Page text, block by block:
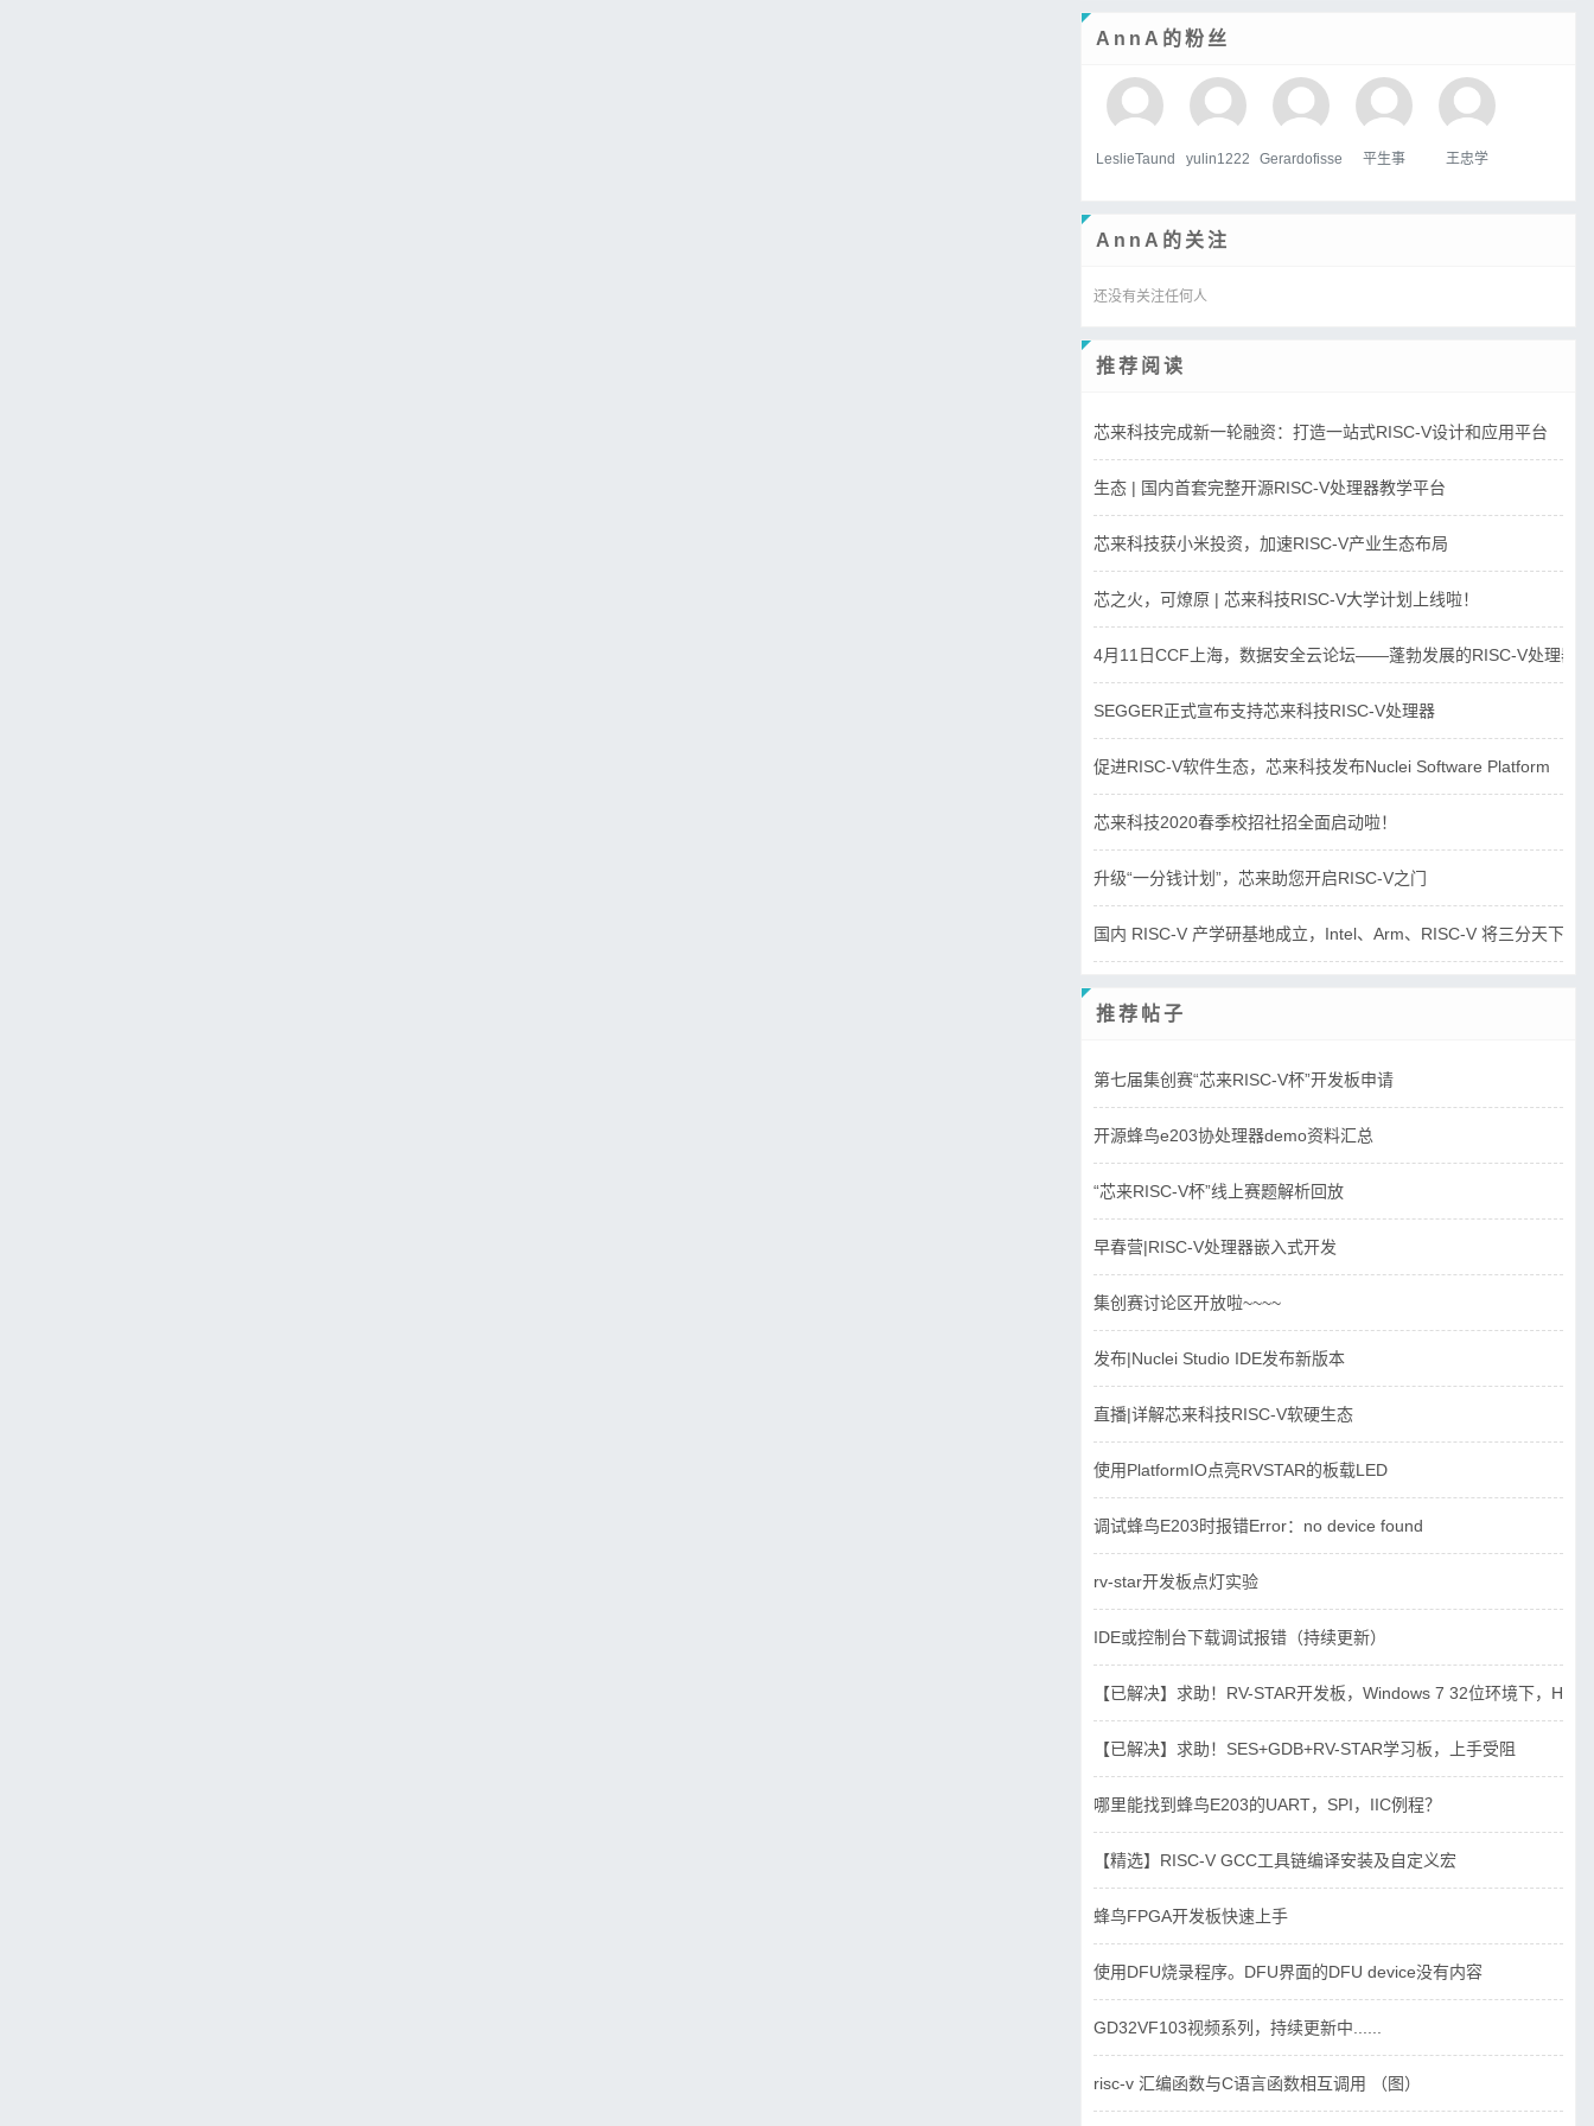
AnnA的粉丝
LeslieTaund yulin1222 Gerardofisse 平生事 王忠学
AnnA的关注
还没有关注任何人
推荐阅读
芯来科技完成新一轮融资：打造一站式RISC-V设计和应用平台
生态 | 国内首套完整开源RISC-V处理器教学平台
芯来科技获小米投资，加速RISC-V产业生态布局
芯之火，可燎原 | 芯来科技RISC-V大学计划上线啦！
4月11日CCF上海，数据安全云论坛——蓬勃发展的RISC-V处理器
SEGGER正式宣布支持芯来科技RISC-V处理器
促进RISC-V软件生态，芯来科技发布Nuclei Software Platform
芯来科技2020春季校招社招全面启动啦！
升级“一分钱计划”，芯来助您开启RISC-V之门
国内 RISC-V 产学研基地成立，Intel、Arm、RISC-V 将三分天下？
推荐帖子
第七届集创赛“芯来RISC-V杯”开发板申请
开源蜂鸟e203协处理器demo资料汇总
“芯来RISC-V杯”线上赛题解析回放
早春营|RISC-V处理器嵌入式开发
集创赛讨论区开放啦~~~~
发布|Nuclei Studio IDE发布新版本
直播|详解芯来科技RISC-V软硬生态
使用PlatformIO点亮RVSTAR的板载LED
调试蜂鸟E203时报错Error：no device found
rv-star开发板点灯实验
IDE或控制台下载调试报错（持续更新）
【已解决】求助！RV-STAR开发板，Windows 7 32位环境下，
【已解决】求助！SES+GDB+RV-STAR学习板，上手受阻
哪里能找到蜂鸟E203的UART，SPI，IIC例程？
【精选】RISC-V GCC工具链编译安装及自定义宏
蜂鸟FPGA开发板快速上手
使用DFU烧录程序。DFU界面的DFU device没有内容
GD32VF103视频系列，持续更新中......
risc-v 汇编函数与C语言函数相互调用 （图）